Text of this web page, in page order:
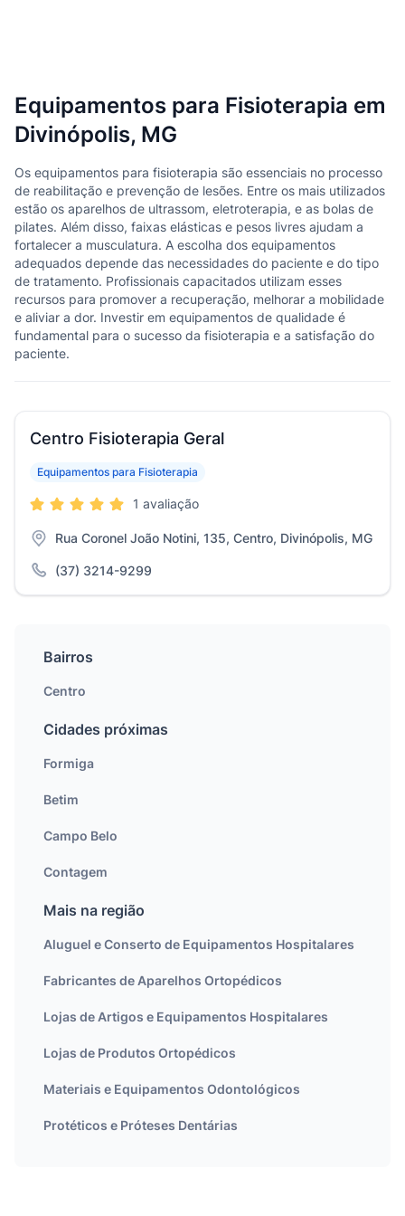
Equipamentos para Fisioterapia em
Divinópolis, MG
Os equipamentos para fisioterapia são essenciais no processo
de reabilitação e prevenção de lesões. Entre os mais utilizados
estão os aparelhos de ultrassom, eletroterapia, e as bolas de
pilates. Além disso, faixas elásticas e pesos livres ajudam a
fortalecer a musculatura. A escolha dos equipamentos
adequados depende das necessidades do paciente e do tipo
de tratamento. Profissionais capacitados utilizam esses
recursos para promover a recuperação, melhorar a mobilidade
e aliviar a dor. Investir em equipamentos de qualidade é
fundamental para o sucesso da fisioterapia e a satisfação do
paciente.
Centro Fisioterapia Geral
Equipamentos para Fisioterapia
1 avaliação
Rua Coronel João Notini, 135, Centro, Divinópolis, MG
(37) 3214-9299
Bairros
Centro
Cidades próximas
Formiga
Betim
Campo Belo
Contagem
Mais na região
Aluguel e Conserto de Equipamentos Hospitalares
Fabricantes de Aparelhos Ortopédicos
Lojas de Artigos e Equipamentos Hospitalares
Lojas de Produtos Ortopédicos
Materiais e Equipamentos Odontológicos
Protéticos e Próteses Dentárias